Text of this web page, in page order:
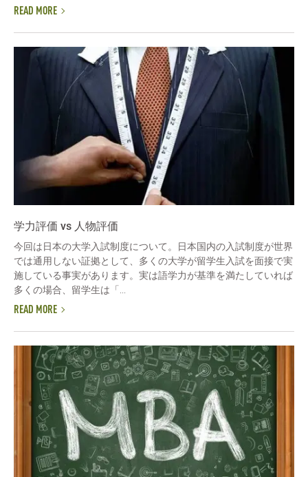
READ MORE
学力評価 vs 人物評価
今回は日本の大学入試制度について。日本国内の入試制度が世界
では通用しない証拠として、多くの大学が留学生入試を面接で実
施している事実があります。実は語学力が基準を満たしていれば
多くの場合、留学生は「...
READ MORE